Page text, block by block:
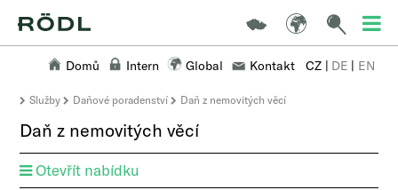
Domů Intern Global Kontakt CZ | DE | EN
Služby Daňové poradenství Daň z nemovitých věcí
Daň z nemovitých věcí
Otevřít nabídku